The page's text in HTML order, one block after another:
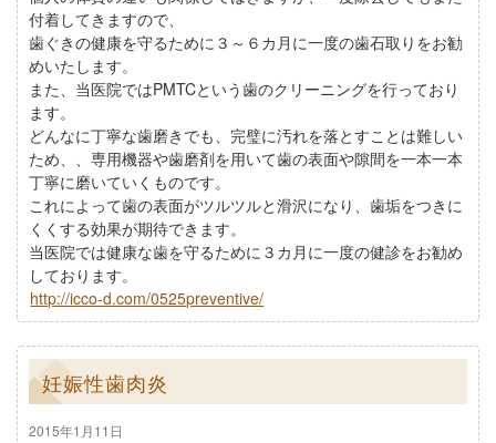
付着してきますので、
歯ぐきの健康を守るために３～６カ月に一度の歯石取りをお勧
めいたします。
また、当医院ではPMTCという歯のクリーニングを行っており
ます。
どんなに丁寧な歯磨きでも、完璧に汚れを落とすことは難しい
ため、、専用機器や歯磨剤を用いて歯の表面や隙間を一本一本
丁寧に磨いていくものです。
これによって歯の表面がツルツルと滑沢になり、歯垢をつきに
くくする効果が期待できます。
当医院では健康な歯を守るために３カ月に一度の健診をお勧め
しております。
http://icco-d.com/0525preventive/
妊娠性歯肉炎
2015年1月11日